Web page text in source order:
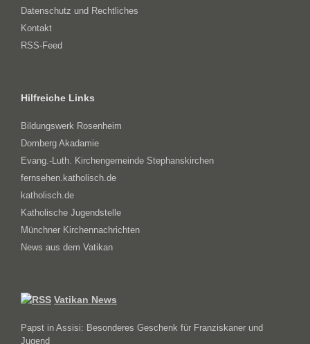
Datenschutz und Rechtliches
Kontakt
RSS-Feed
Hilfreiche Links
Bildungswerk Rosenheim
Domberg Akadamie
Evang.-Luth. Kirchengemeinde Stephanskirchen
fernsehen.katholisch.de
katholisch.de
Katholische Jugendstelle
Münchner Kirchennachrichten
News aus dem Vatikan
Vatikan News
Papst in Assisi: Besonderes Geschenk für Franziskaner und
Jugend